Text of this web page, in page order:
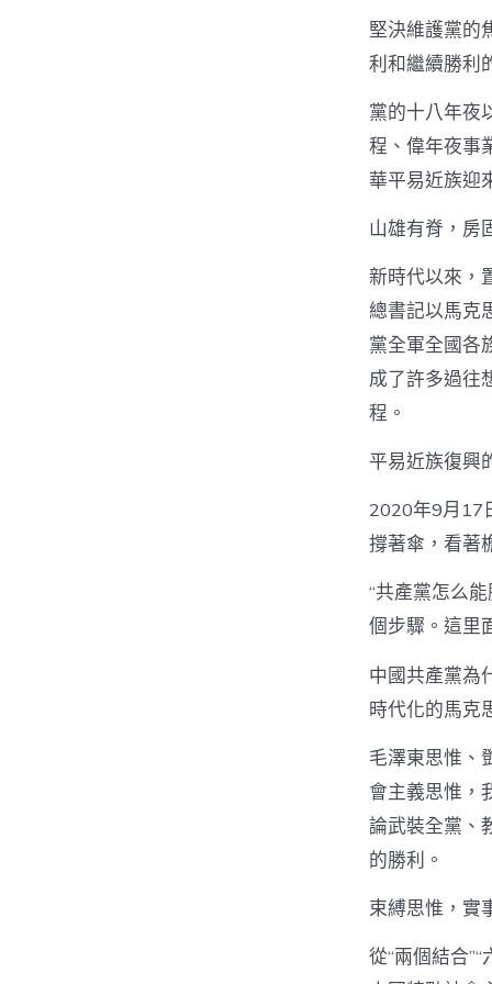
堅決維護黨的
利和繼續勝利
黨的十八年夜
程、偉年夜事
華平易近族迎
山雄有脊，房
新時代以來，
總書記以馬克
黨全軍全國各
成了許多過往
程。
平易近族復興
2020年9月17
撐著傘，看著
“共產黨怎么
個步驟。這里
中國共產黨為
時代化的馬克
毛澤東思惟、
會主義思惟，
論武裝全黨、
的勝利。
束縛思惟，實
從“兩個結合